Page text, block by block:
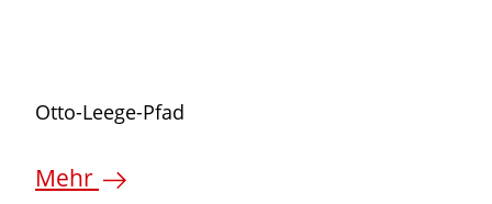
Otto-Leege-Pfad
Mehr